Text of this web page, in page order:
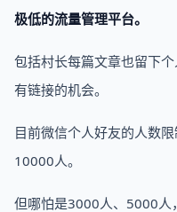
极低的流量管理平台。
包括村长每篇文章也留下
有链接的机会。
目前微信个人好友的人数
10000人。
但哪怕是3000人、5000人